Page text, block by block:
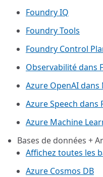
Foundry IQ
Foundry Tools
Foundry Control
Observabilité dans
Azure OpenAI
Azure Speech dans
Azure Machine
Bases de données +
Affichez toutes les
Azure Cosmos DB